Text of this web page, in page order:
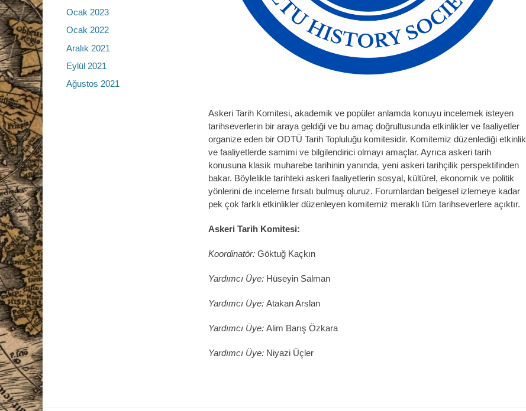
Askeri Tarih Komitesi, akademik ve popüler anlamda konuyu incelemek isteyen
tarihseverlerin bir araya geldiği ve bu amaç doğrultusunda etkinlikler ve faaliyetler
organize eden bir ODTÜ Tarih Topluluğu komitesidir. Komitemiz düzenlediği etkinlik
ve faaliyetlerde samimi ve bilgilendirici olmayı amaçlar. Ayrıca askeri tarih
konusuna klasik muharebe tarihinin yanında, yeni askeri tarihçilik perspektifinden
bakar. Böylelikle tarihteki askeri faaliyetlerin sosyal, kültürel, ekonomik ve politik
yönlerini de inceleme fırsatı bulmuş oluruz. Forumlardan belgesel izlemeye kadar
pek çok farklı etkinlikler düzenleyen komitemiz meraklı tüm tarihseverlere açıktır.
Askeri Tarih Komitesi:
Koordinatör: Göktuğ Kaçkın
Yardımcı Üye: Hüseyin Salman
Yardımcı Üye: Atakan Arslan
Yardımcı Üye: Alim Barış Özkara
Yardımcı Üye: Niyazi Üçler
Ocak 2023
Ocak 2022
Aralık 2021
Eylül 2021
Ağustos 2021